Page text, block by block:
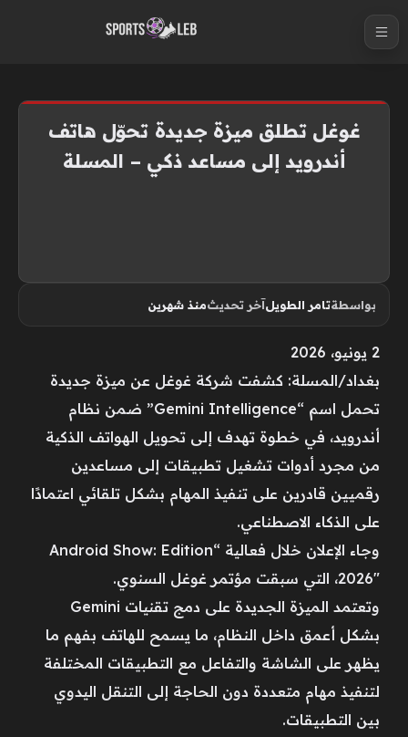
غوغل تطلق ميزة جديدة تحوّل هاتف
أندرويد إلى مساعد ذكي – المسلة
بواسطةتامر الطويلآخر تحديثمنذ شهرين
2 يونيو، 2026
بغداد/المسلة: كشفت شركة غوغل عن ميزة جديدة
تحمل اسم “Gemini Intelligence” ضمن نظام
أندرويد، في خطوة تهدف إلى تحويل الهواتف الذكية
من مجرد أدوات تشغيل تطبيقات إلى مساعدين
رقميين قادرين على تنفيذ المهام بشكل تلقائي اعتمادًا
على الذكاء الاصطناعي.
وجاء الإعلان خلال فعالية “Android Show: Edition
2026″، التي سبقت مؤتمر غوغل السنوي.
وتعتمد الميزة الجديدة على دمج تقنيات Gemini
بشكل أعمق داخل النظام، ما يسمح للهاتف بفهم ما
يظهر على الشاشة والتفاعل مع التطبيقات المختلفة
لتنفيذ مهام متعددة دون الحاجة إلى التنقل اليدوي
بين التطبيقات.